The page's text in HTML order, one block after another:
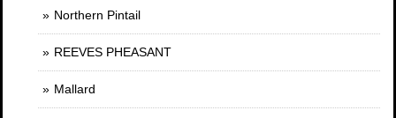
Northern Pintail
REEVES PHEASANT
Mallard